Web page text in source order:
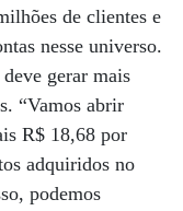
de clientes e
nesse universo.
gerar mais
“Vamos abrir
R$ 18,68 por
adquiridos no
podemos